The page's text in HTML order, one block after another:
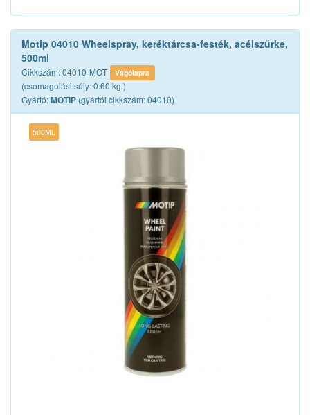
Motip 04010 Wheelspray, keréktárcsa-festék, acélszürke,
500ml
Cikkszám: 04010-MOT Vágólapra
(csomagolási súly: 0.60 kg.)
Gyártó:MOTIP (gyártói cikkszám: 04010)
500ML